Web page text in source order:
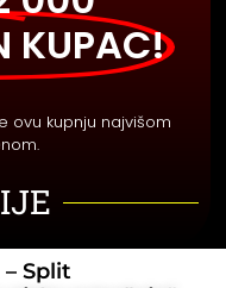
KUPAC!
ovu kupnju najvišom
Split